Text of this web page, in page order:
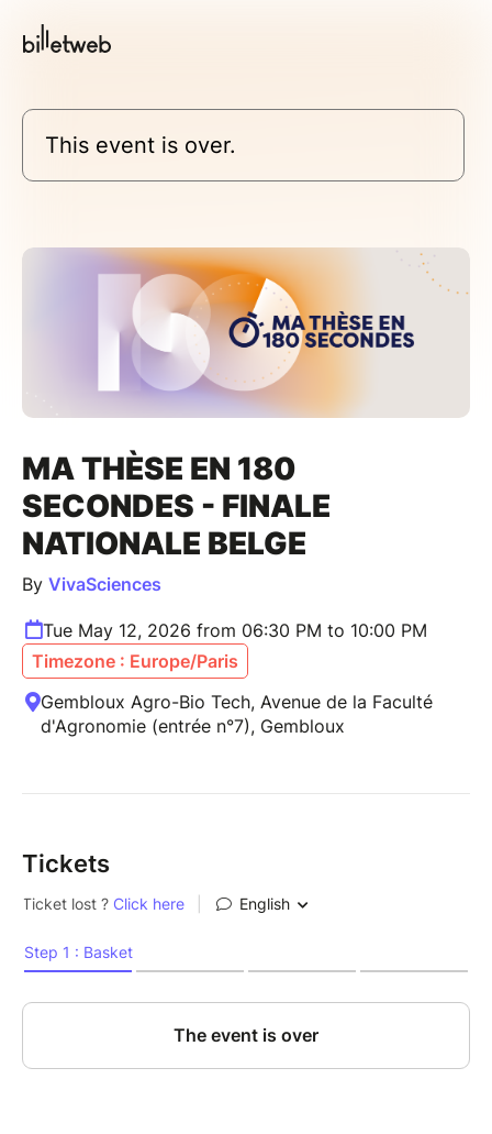
This event is over.
MA THÈSE EN 180
SECONDES - FINALE
NATIONALE BELGE
By VivaSciences
Tue May 12, 2026 from 06:30 PM to 10:00 PM
Timezone : Europe/Paris
Gembloux Agro-Bio Tech, Avenue de la Faculté
d'Agronomie (entrée n°7), Gembloux
Tickets